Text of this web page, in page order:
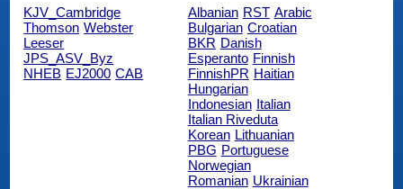
KJV_Cambridge
Thomson Webster
Leeser
JPS_ASV_Byz
NHEB EJ2000 CAB
Albanian RST Arabic
Bulgarian Croatian
BKR Danish
Esperanto Finnish
FinnishPR Haitian
Hungarian
Indonesian Italian
Italian Riveduta
Korean Lithuanian
PBG Portuguese
Norwegian
Romanian Ukrainian